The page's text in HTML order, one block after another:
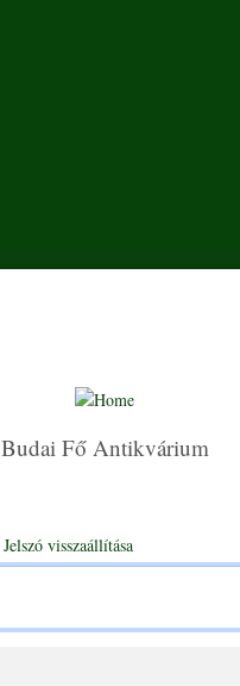
Budai Fő Antikvárium
Jelszó visszaállítása